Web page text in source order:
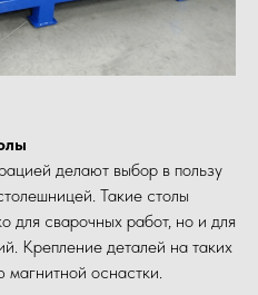
делают выбор в пользу
Такие столы
для сварочных работ, но и для
Крепление деталей на таких
магнитной оснастки.